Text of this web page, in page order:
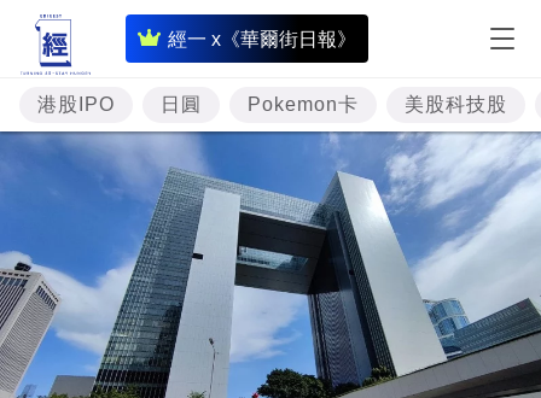
經一 x《華爾街日報》
即
時
財
經
專
題
投
資
樓
市
港股IPO 日圓 Pokemon卡 美股科技股